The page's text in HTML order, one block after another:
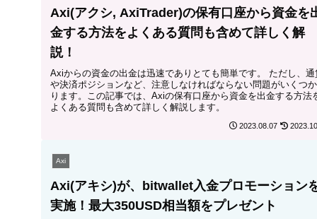
Axi(アクシ, AxiTrader)の保有口座から資金を
金する方法をよくある質問も含めて詳しく解
説！
Axiからの資金の出金は迅速でありとても簡単です。 ただし、通
や決済ポジションなど、注意しなければならない問題がいくつ
ります。この記事では、Axiの保有口座から資金を出金する方法
よくある質問も含めて詳しく解説します。
2023.08.07
Axi
Axi(アキシ)が、bitwallet入金プロモーション
実施！最大350USD相当額をプレゼント